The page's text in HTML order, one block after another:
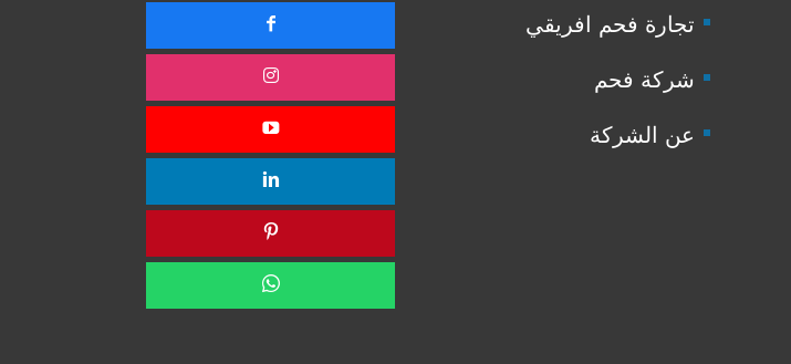
تجارة فحم افريقي
شركة فحم
عن الشركة